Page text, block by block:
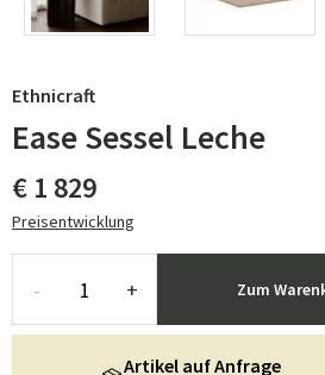
Ethnicraft
Ease Sessel Leche
€ 1 829
Preisentwicklung
- + Zum
Artikel auf Anfrage